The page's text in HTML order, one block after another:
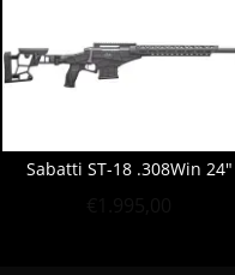
Sabatti ST-18 .308Win 24"